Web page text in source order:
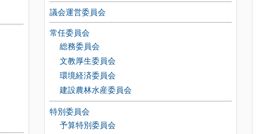
議会運営委員会
常任委員会
総務委員会
文教厚生委員会
環境経済委員会
建設農林水産委員会
特別委員会
予算特別委員会